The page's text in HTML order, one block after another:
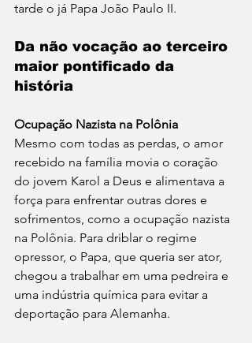
tarde o já Papa João Paulo II.
Da não vocação ao terceiro
maior pontificado da
história
Ocupação Nazista na Polônia
Mesmo com todas as perdas, o amor
recebido na família movia o coração
do jovem Karol a Deus e alimentava a
força para enfrentar outras dores e
sofrimentos, como a ocupação nazista
na Polônia. Para driblar o regime
opressor, o Papa, que queria ser ator,
chegou a trabalhar em uma pedreira e
uma indústria química para evitar a
deportação para Alemanha.